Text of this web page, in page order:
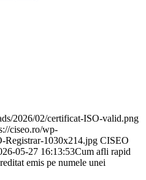
2026/02/certificat-ISO-valid.png
ciseo.ro/wp-
Registrar-1030x214.jpg CISEO
05-27 16:13:53Cum afli rapid
emis pe numele unei